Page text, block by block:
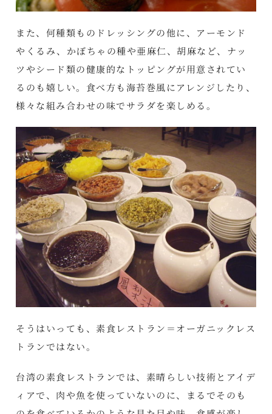
また、何種類ものドレッシングの他に、アーモンド
やくるみ、かぼちゃの種や亜麻仁、胡麻など、ナッ
ツやシード類の健康的なトッピングが用意されてい
るのも嬉しい。食べ方も海苔巻風にアレンジしたり、
様々な組み合わせの味でサラダを楽しめる。
そうはいっても、素食レストラン＝オーガニックレス
トランではない。
台湾の素食レストランでは、素晴らしい技術とアイデ
ィアで、肉や魚を使っていないのに、まるでそのも